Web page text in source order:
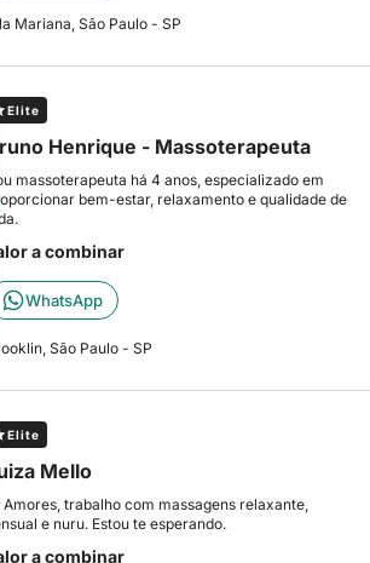
Mariana, São Paulo - SP
Elite
Henrique - Massoterapeuta
massoterapeuta há 4 anos, especializado em
bem-estar, relaxamento e qualidade de
a combinar
WhatsApp
São Paulo - SP
Elite
Mello
Amores, trabalho com massagens relaxante,
e nuru. Estou te esperando.
a combinar